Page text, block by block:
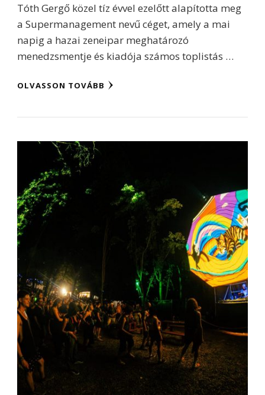
Tóth Gergő közel tíz évvel ezelőtt alapította meg
a Supermanagement nevű céget, amely a mai
napig a hazai zeneipar meghatározó
menedzsmentje és kiadója számos toplistás …
OLVASSON TOVÁBB